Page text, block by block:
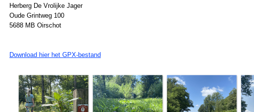
Herberg De Vrolijke Jager
Oude Grintweg 100
5688 MB Oirschot
Download hier het GPX-bestand